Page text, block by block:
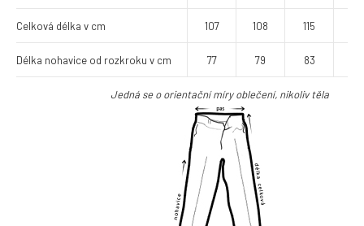
Celková délka v cm 107 108 115
Délka nohavice od rozkroku v cm 77 79 83
Jedná se o orientační míry oblečení, nikoliv těla